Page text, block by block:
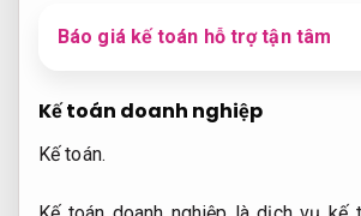
Báo giá kế toán hỗ trợ tận tâm
Kế toán doanh nghiệp
Kế toán.